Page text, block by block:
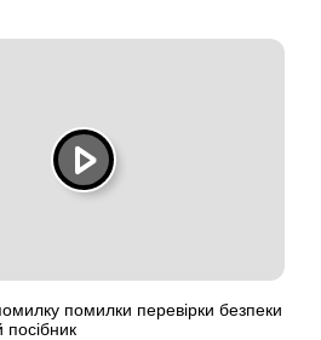
помилки перевірки безпеки